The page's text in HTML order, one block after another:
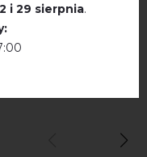
і 29 sierpnia.